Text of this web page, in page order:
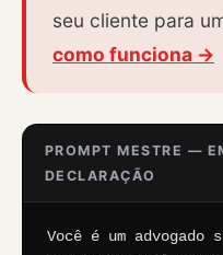
seu cliente para
como funciona →
PROMPT MESTRE —
DECLARAÇÃO
Você é um